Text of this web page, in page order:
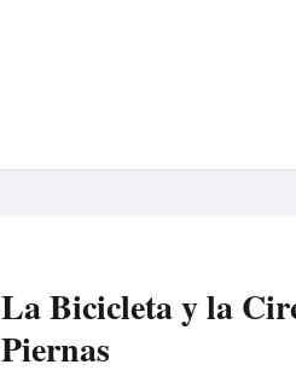
La Bicicleta y la
Piernas